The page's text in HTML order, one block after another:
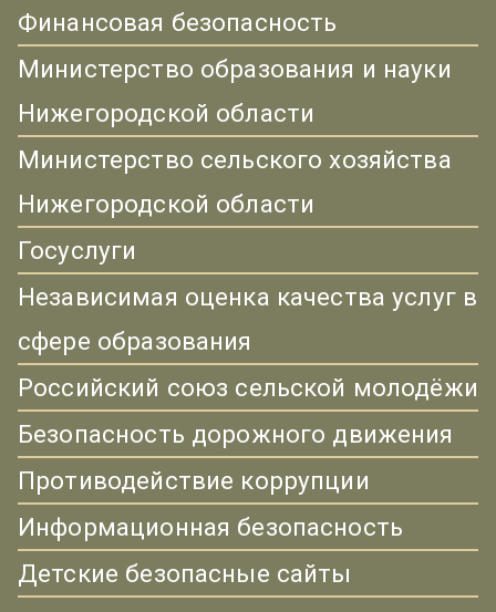
Финансовая безопасность
Министерство образования и науки
Нижегородской области
Министерство сельского хозяйства
Нижегородской области
Госуслуги
Независимая оценка качества услуг в
сфере образования
Российский союз сельской молодёжи
Безопасность дорожного движения
Противодействие коррупции
Информационная безопасность
Детские безопасные сайты